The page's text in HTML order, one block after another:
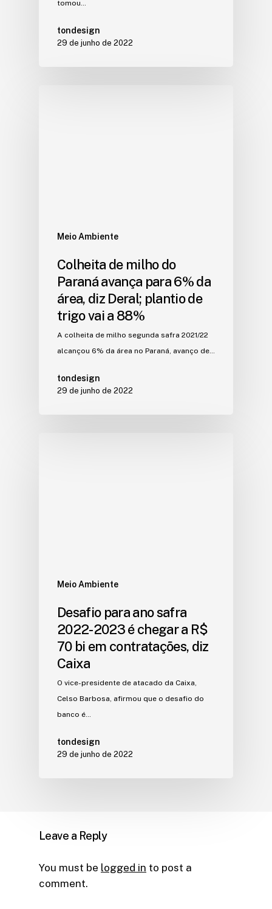
tomou…
tondesign
29 de junho de 2022
Meio Ambiente
Colheita de milho do
Paraná avança para 6% da
área, diz Deral; plantio de
trigo vai a 88%
A colheita de milho segunda safra 2021/22
alcançou 6% da área no Paraná, avanço de…
tondesign
29 de junho de 2022
Meio Ambiente
Desafio para ano safra
2022-2023 é chegar a R$
70 bi em contratações, diz
Caixa
O vice-presidente de atacado da Caixa,
Celso Barbosa, afirmou que o desafio do
banco é…
tondesign
29 de junho de 2022
Leave a Reply
You must be logged in to post a
comment.